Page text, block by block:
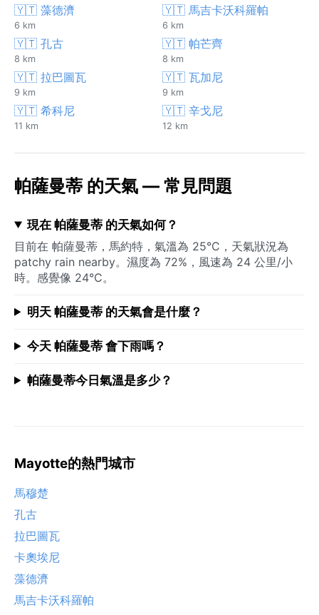
🇾🇹 藻德濟
6 km
🇾🇹 馬吉卡沃科羅帕
6 km
🇾🇹 孔古
8 km
🇾🇹 帕芒齊
8 km
🇾🇹 拉巴圖瓦
9 km
🇾🇹 瓦加尼
9 km
🇾🇹 希科尼
11 km
🇾🇹 辛戈尼
12 km
帕薩曼蒂 的天氣 — 常見問題
現在 帕薩曼蒂 的天氣如何？
目前在 帕薩曼蒂，馬約特，氣溫為 25°C，天氣狀況為
patchy rain nearby。濕度為 72%，風速為 24 公里/小
時。感覺像 24°C。
明天 帕薩曼蒂 的天氣會是什麼？
今天 帕薩曼蒂 會下雨嗎？
帕薩曼蒂今日氣溫是多少？
Mayotte的熱門城市
馬穆楚
孔古
拉巴圖瓦
卡奧埃尼
藻德濟
馬吉卡沃科羅帕